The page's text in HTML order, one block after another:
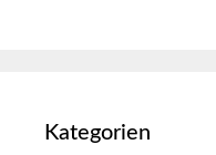
Kategorien